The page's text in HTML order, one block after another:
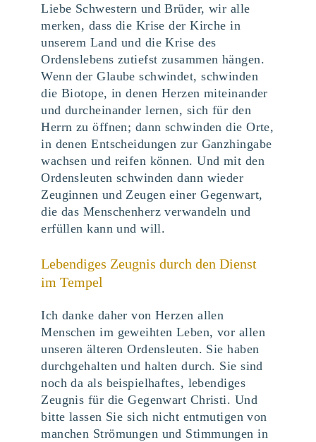
Liebe Schwestern und Brüder, wir alle
merken, dass die Krise der Kirche in
unserem Land und die Krise des
Ordenslebens zutiefst zusammen hängen.
Wenn der Glaube schwindet, schwinden
die Biotope, in denen Herzen miteinander
und durcheinander lernen, sich für den
Herrn zu öffnen; dann schwinden die Orte,
in denen Entscheidungen zur Ganzhingabe
wachsen und reifen können. Und mit den
Ordensleuten schwinden dann wieder
Zeuginnen und Zeugen einer Gegenwart,
die das Menschenherz verwandeln und
erfüllen kann und will.
Lebendiges Zeugnis durch den Dienst
im Tempel
Ich danke daher von Herzen allen
Menschen im geweihten Leben, vor allen
unseren älteren Ordensleuten. Sie haben
durchgehalten und halten durch. Sie sind
noch da als beispielhaftes, lebendiges
Zeugnis für die Gegenwart Christi. Und
bitte lassen Sie sich nicht entmutigen von
manchen Strömungen und Stimmungen in